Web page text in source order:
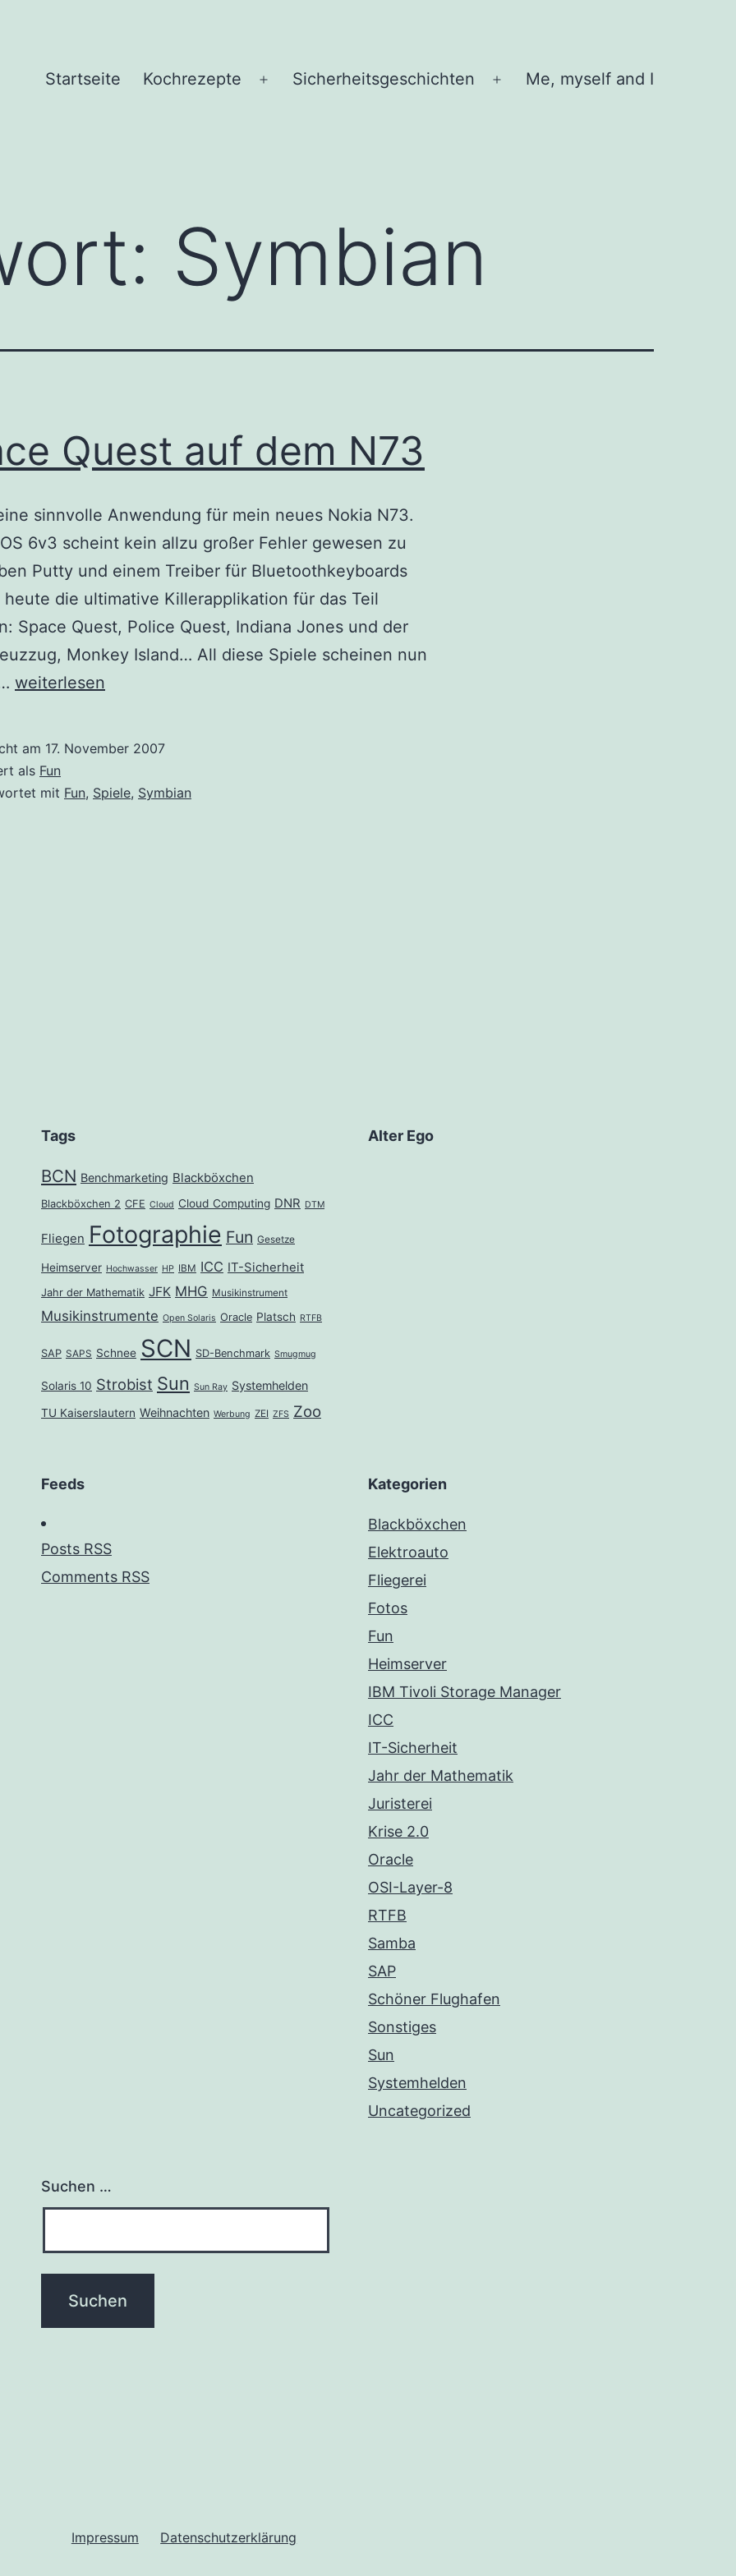
Startseite Kochrezepte
Menü
Sicherheitsgeschichten
Menü
Me, myself and I
Symbian
Quest auf dem N73
sinnvolle Anwendung für mein neues Nokia N73.
6v3 scheint kein allzu großer Fehler gewesen zu
Putty und einem Treiber für Bluetoothkeyboards
heute die ultimative Killerapplikation für das Teil
Space Quest, Police Quest, Indiana Jones und der
Monkey Island… All diese Spiele scheinen nun
Space
dem
N73
weiterlesen
am 17. November 2007
als Fun
mit Fun, Spiele, Symbian
Tags
BCN Benchmarketing Blackböxchen
Blackböxchen 2 CFE Cloud Cloud Computing DNR DTM
Fliegen Fotographie Fun Gesetze
Heimserver Hochwasser HP IBM ICC IT-Sicherheit
Jahr der Mathematik JFK MHG Musikinstrument
Musikinstrumente Open Solaris Oracle Platsch RTFB
SAP SAPS Schnee SCN SD-Benchmark Smugmug
Solaris 10 Strobist Sun Sun Ray Systemhelden
TU Kaiserslautern Weihnachten Werbung ZEI ZFS Zoo
Alter Ego
Feeds
Posts RSS
Comments RSS
Kategorien
Blackböxchen
Elektroauto
Fliegerei
Fotos
Fun
Heimserver
IBM Tivoli Storage Manager
ICC
IT-Sicherheit
Jahr der Mathematik
Juristerei
Krise 2.0
Oracle
OSI-Layer-8
RTFB
Samba
SAP
Schöner Flughafen
Sonstiges
Sun
Systemhelden
Uncategorized
Suchen …
Impressum Datenschutzerklärung